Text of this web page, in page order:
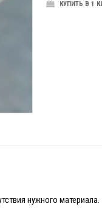
КУПИТЬ В 1
нужного материала.